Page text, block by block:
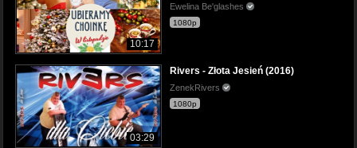
10:17
Ewelina Be'glashes
1080p
03:29
Rivers - Złota Jesień (2016)
ZenekRivers
1080p